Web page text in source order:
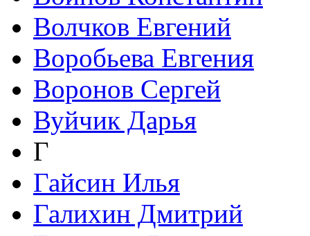
Волчков Евгений
Воробьева Евгения
Воронов Сергей
Вуйчик Дарья
Г
Гайсин Илья
Галихин Дмитрий